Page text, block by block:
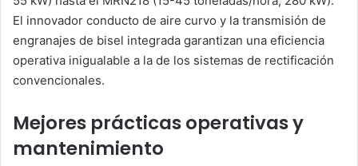
El innovador conducto de aire curvo y la transmisión de
engranajes de bisel integrada garantizan una eficiencia
operativa inigualable a la de los sistemas de rectificación
convencionales.
Mejores prácticas operativas y
mantenimiento